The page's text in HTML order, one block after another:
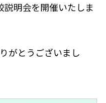
明会を開催いたしま
がとうございまし